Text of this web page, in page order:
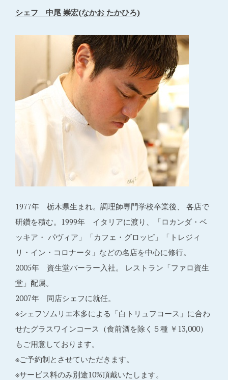
シェフ 中尾 崇宏(なかお たかひろ)
1977年 栃木県生まれ。調理師専門学校卒業後、 各店で
研鑽を積む。1999年 イタリアに渡り、「ロカンダ・ベ
ッキア・ パヴィア」「カフェ・グロッピ」「トレジィ
リ・イン・コロナータ」などの名店を中心に修行。
2005年 資生堂パーラー入社。 レストラン「ファロ資生
堂」配属。
2007年 同店シェフに就任。
※シェフソムリエ本多による「白トリュフコース」に合わ
せたグラスワインコース（食前酒を除く５種 ￥13,000）
もご用意しております。
※ご予約制とさせていただきます。
※サービス料のみ別途10%頂戴いたします。